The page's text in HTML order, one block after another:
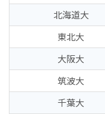
北海道大
東北大
大阪大
筑波大
千葉大